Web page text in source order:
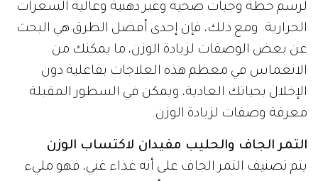
لرسم خطة وجبات صحية وغير دهنية وعالية السعرات
الحرارية. ومع ذلك، فإن إحدى أفضل الطرق هي البحث
عن بعض الوصفات لزيادة الوزن، ما يمكنك من
الانغماس في معظم هذه العلاجات بفاعلية دون
الإخلال بحياتك العادية، ويمكن في السطور المقبلة
معرفة وصفات لزيادة الوزن.
التمر الجاف والحليب مفيدان لاكتساب الوزن
يتم تصنيف التمر الجاف على أنه غذاء غني، فهو مليء